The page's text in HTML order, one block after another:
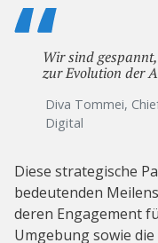
Wir sind
zur Evolution der
Diva Tommei,
Digital
Diese strategische
bedeutenden
deren Engagement
Umgebung sowie